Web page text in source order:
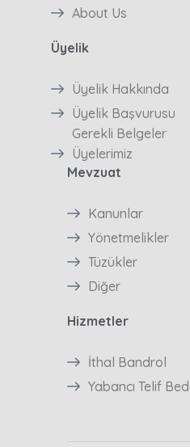
About Us
Üyelik
Üyelik Hakkında
Üyelik Başvurusu
Gerekli Belgeler
Üyelerimiz
Mevzuat
Kanunlar
Yönetmelikler
Tüzükler
Diğer
Hizmetler
İthal Bandrol
Yabancı Telif